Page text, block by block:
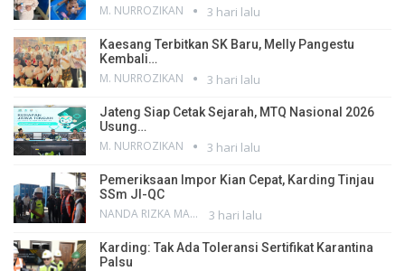
M. NURROZIKAN 3 hari lalu
Kaesang Terbitkan SK Baru, Melly Pangestu
Kembali…
M. NURROZIKAN 3 hari lalu
Jateng Siap Cetak Sejarah, MTQ Nasional 2026
Usung…
M. NURROZIKAN 3 hari lalu
Pemeriksaan Impor Kian Cepat, Karding Tinjau
SSm JI-QC
NANDA RIZKA MAHENDRA 3 hari lalu
Karding: Tak Ada Toleransi Sertifikat Karantina
Palsu